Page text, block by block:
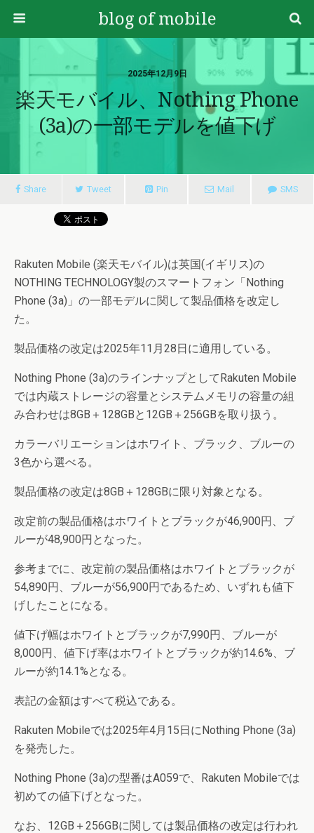
blog of mobile
2025年12月9日
楽天モバイル、Nothing Phone
(3a)の一部モデルを値下げ
Share Tweet Pin Mail SMS
Rakuten Mobile (楽天モバイル)は英国(イギリス)の
NOTHING TECHNOLOGY製のスマートフォン「Nothing
Phone (3a)」の一部モデルに関して製品価格を改定し
た。
製品価格の改定は2025年11月28日に適用している。
Nothing Phone (3a)のラインナップとしてRakuten Mobile
では内蔵ストレージの容量とシステムメモリの容量の組
み合わせは8GB＋128GBと12GB＋256GBを取り扱う。
カラーバリエーションはホワイト、ブラック、ブルーの
3色から選べる。
製品価格の改定は8GB＋128GBに限り対象となる。
改定前の製品価格はホワイトとブラックが46,900円、ブ
ルーが48,900円となった。
参考までに、改定前の製品価格はホワイトとブラックが
54,890円、ブルーが56,900円であるため、いずれも値下
げしたことになる。
値下げ幅はホワイトとブラックが7,990円、ブルーが
8,000円、値下げ率はホワイトとブラックが約14.6%、ブ
ルーが約14.1%となる。
表記の金額はすべて税込である。
Rakuten Mobileでは2025年4月15日にNothing Phone (3a)
を発売した。
Nothing Phone (3a)の型番はA059で、Rakuten Mobileでは
初めての値下げとなった。
なお、12GB＋256GBに関しては製品価格の改定は行われ